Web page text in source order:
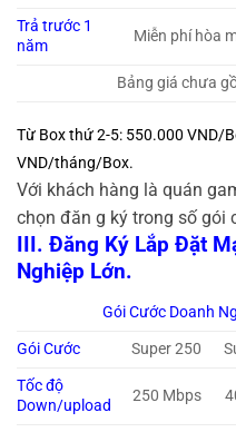
Trả trước 1
năm
Miễn phí hòa
Bảng giá chưa
Từ Box thứ 2-5: 550.000 VND/
VND/tháng/Box.
Với khách hàng là quán
chọn đăn g ký trong số gói
III. Đăng Ký Lắp Đặt
Nghiệp Lớn.
Gói Cước Doanh
Gói Cước
Super 250
Tốc độ
Down/upload
250 Mbps